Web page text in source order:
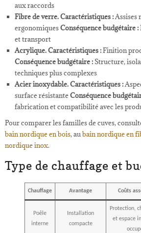
aux raccords
Fibre de verre.Caractéristiques :Assises
ergonomiquesConséquence budgétaire :
et transport
Acrylique.Caractéristiques :Finition
Conséquence budgétaire : Structure,
techniques plus complexes
Acier inoxydable.Caractéristiques :
surface résistanteConséquence
fabrication et compatibilité avec les
Pour comparer les familles de cuves,
bain nordique en bois, aubain nordique en
nordique inox.
Type de chauffage et
Chauffage Avantage Coûts
Poêle
interne
Installation
compacte
Protection,
et espace